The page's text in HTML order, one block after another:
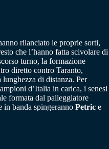
rilanciato le proprie sorti,
che l’hanno fatta scivolare di
turno, la formazione
diretto contro Taranto,
di distanza. Per
d’Italia in carica, i senesi
formata dal palleggiatore
in banda spingeranno Petric e